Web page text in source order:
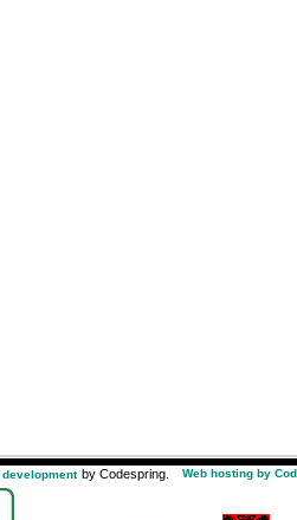
by Codespring. Web hosting by